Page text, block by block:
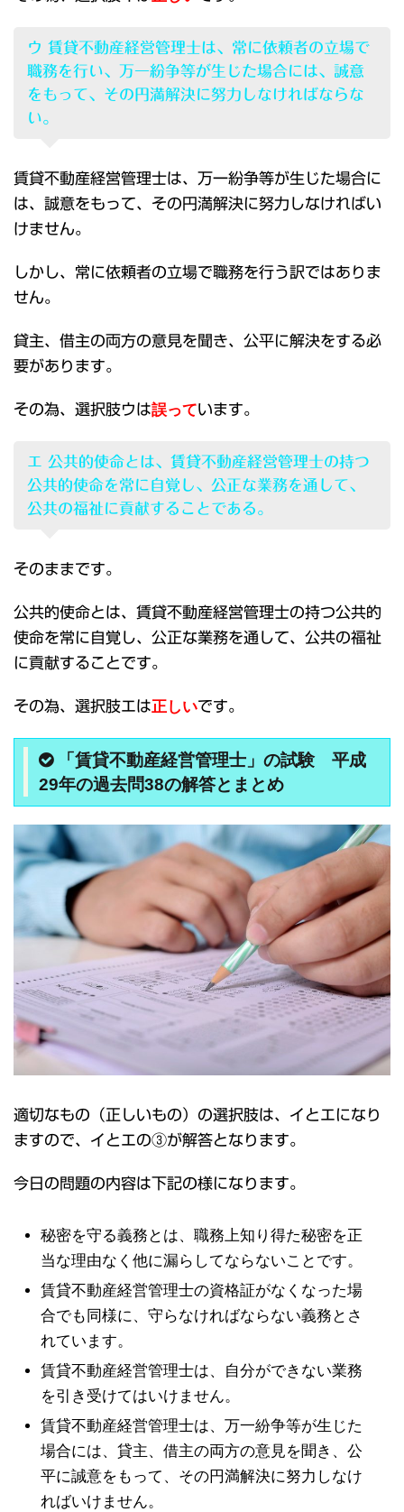
ウ 賃貸不動産経営管理士は、常に依頼者の立場で
職務を行い、万一紛争等が生じた場合には、誠意
をもって、その円満解決に努力しなければならな
い。
賃貸不動産経営管理士は、万一紛争等が生じた場合に
は、誠意をもって、その円満解決に努力しなければい
けません。
しかし、常に依頼者の立場で職務を行う訳ではありま
せん。
貸主、借主の両方の意見を聞き、公平に解決をする必
要があります。
その為、選択肢ウは誤っています。
エ 公共的使命とは、賃貸不動産経営管理士の持つ
公共的使命を常に自覚し、公正な業務を通して、
公共の福祉に貢献することである。
そのままです。
公共的使命とは、賃貸不動産経営管理士の持つ公共的
使命を常に自覚し、公正な業務を通して、公共の福祉
に貢献することです。
その為、選択肢エは正しいです。
「賃貸不動産経営管理士」の試験 平成
29年の過去問38の解答とまとめ
適切なもの（正しいもの）の選択肢は、イとエになり
ますので、イとエの③が解答となります。
今日の問題の内容は下記の様になります。
秘密を守る義務とは、職務上知り得た秘密を正
当な理由なく他に漏らしてならないことです。
賃貸不動産経営管理士の資格証がなくなった場
合でも同様に、守らなければならない義務とさ
れています。
賃貸不動産経営管理士は、自分ができない業務
を引き受けてはいけません。
賃貸不動産経営管理士は、万一紛争等が生じた
場合には、貸主、借主の両方の意見を聞き、公
平に誠意をもって、その円満解決に努力しなけ
ればいけません。